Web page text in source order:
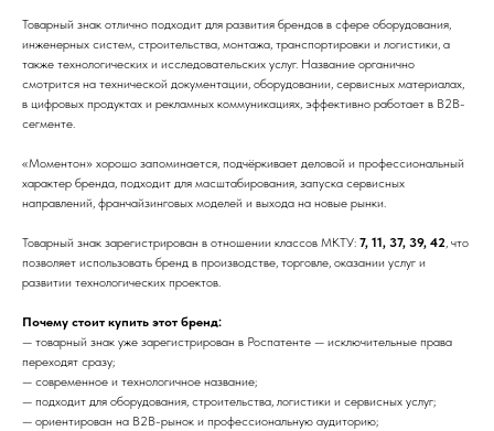
Товарный знак отлично подходит для развития брендов в сфере оборудования,
инженерных систем, строительства, монтажа, транспортировки и логистики, а
также технологических и исследовательских услуг. Название органично
смотрится на технической документации, оборудовании, сервисных материалах,
в цифровых продуктах и рекламных коммуникациях, эффективно работает в B2B-
сегменте.
«Моментон» хорошо запоминается, подчёркивает деловой и профессиональный
характер бренда, подходит для масштабирования, запуска сервисных
направлений, франчайзинговых моделей и выхода на новые рынки.
Товарный знак зарегистрирован в отношении классов МКТУ: 7, 11, 37, 39, 42, что
позволяет использовать бренд в производстве, торговле, оказании услуг и
развитии технологических проектов.
Почему стоит купить этот бренд:
— товарный знак уже зарегистрирован в Роспатенте — исключительные права
переходят сразу;
— современное и технологичное название;
— подходит для оборудования, строительства, логистики и сервисных услуг;
— ориентирован на B2B-рынок и профессиональную аудиторию;